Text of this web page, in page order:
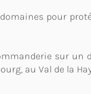
pour
sur un
au Val de la